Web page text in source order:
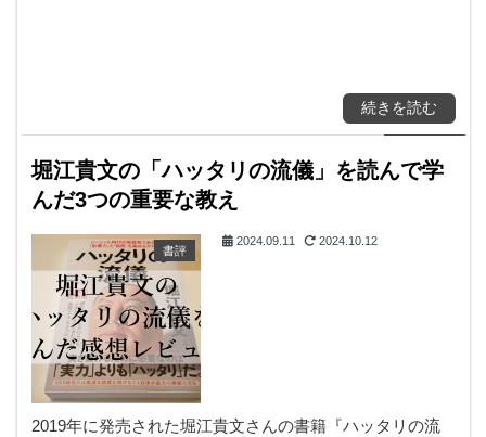
続きを読む
堀江貴文の「ハッタリの流儀」を読んで学
んだ3つの重要な教え
書評
2024.09.11 2024.10.12
2019年に発売された堀江貴文さんの書籍『ハッタリの流